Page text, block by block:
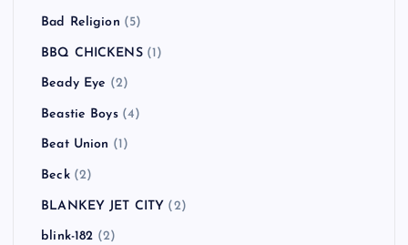
Bad Religion (5)
BBQ CHICKENS(1)
Beady Eye (2)
Beastie Boys(4)
Beat Union (1)
Beck(2)
BLANKEY JET CITY (2)
blink-182 (2)